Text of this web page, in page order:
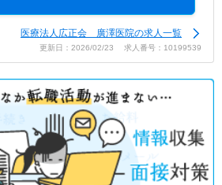
医療法人広正会 廣澤医院の求人一覧
更新日：2026/02/23 求人番号：10199539